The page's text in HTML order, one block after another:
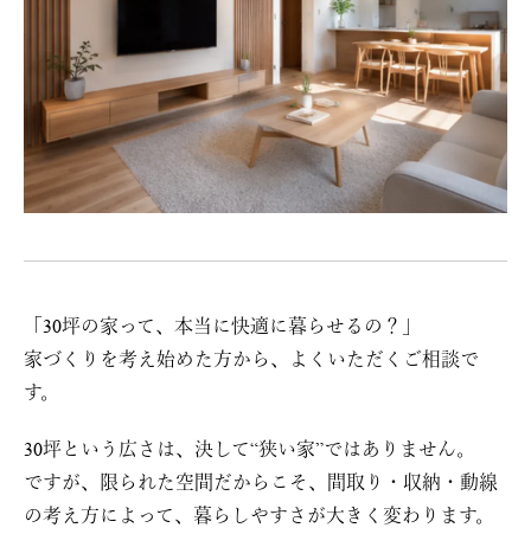
「30坪の家って、本当に快適に暮らせるの？」
家づくりを考え始めた方から、よくいただくご相談で
す。
30坪という広さは、決して“狭い家”ではありません。
ですが、限られた空間だからこそ、間取り・収納・動線
の考え方によって、暮らしやすさが大きく変わります。